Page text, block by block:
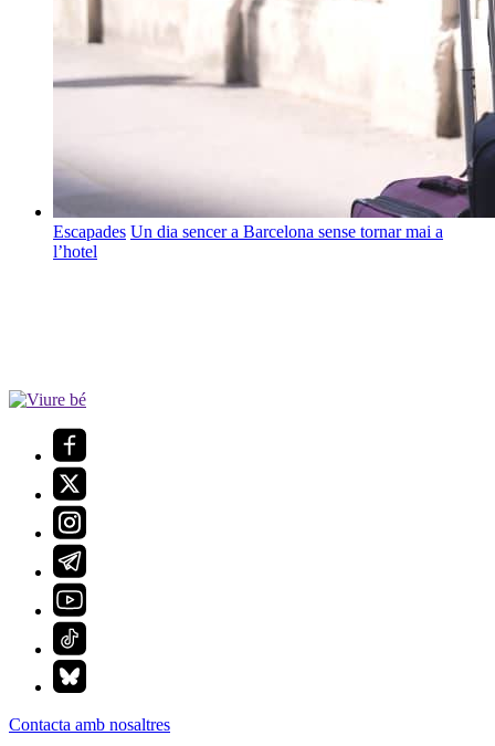
Escapades Un dia sencer a Barcelona sense tornar mai a
l’hotel
Contacta amb nosaltres